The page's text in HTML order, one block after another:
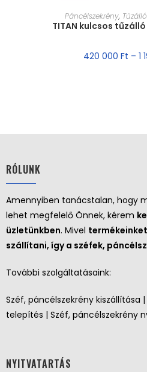
MÉRET
Páncélszekrény,
TITAN kulcsos
420 000 Ft – 1
RÓLUNK
Amennyiben tanácstalan, hogy
lehet megfelelő Önnek, kérem
üzletünkben. Mivel
szállítani, így a széfek,
További szolgáltatásaink:
Széf, páncélszekrény kiszállítása
telepítés | Széf, páncélszekrény
NYITVATARTÁS